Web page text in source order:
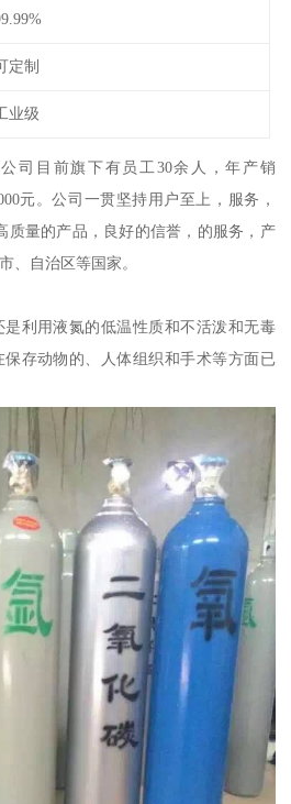
定制
业级
司目前旗下有员工30余人，年产销
元。公司一贯坚持用户至上，服务，
质量的产品，良好的信誉，的服务，产
、自治区等国家。
利用液氮的低温性质和不活泼和无毒
存动物的、人体组织和手术等方面已